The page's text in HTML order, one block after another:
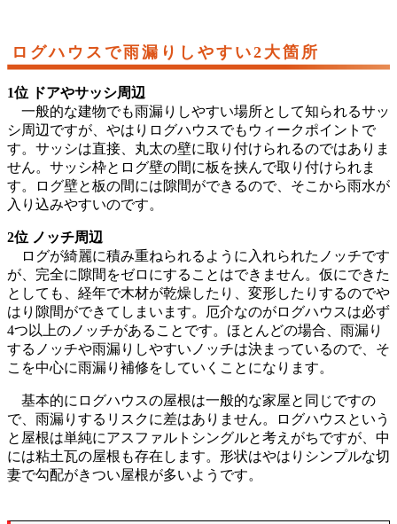
ログハウスで雨漏りしやすい2大箇所
1位 ドアやサッシ周辺
一般的な建物でも雨漏りしやすい場所として知られるサッ
シ周辺ですが、やはりログハウスでもウィークポイントで
す。サッシは直接、丸太の壁に取り付けられるのではありま
せん。サッシ枠とログ壁の間に板を挟んで取り付けられま
す。ログ壁と板の間には隙間ができるので、そこから雨水が
入り込みやすいのです。
2位 ノッチ周辺
ログが綺麗に積み重ねられるように入れられたノッチです
が、完全に隙間をゼロにすることはできません。仮にできた
としても、経年で木材が乾燥したり、変形したりするのでや
はり隙間ができてしまいます。厄介なのがログハウスは必ず
4つ以上のノッチがあることです。ほとんどの場合、雨漏り
するノッチや雨漏りしやすいノッチは決まっているので、そ
こを中心に雨漏り補修をしていくことになります。
基本的にログハウスの屋根は一般的な家屋と同じですの
で、雨漏りするリスクに差はありません。ログハウスという
と屋根は単純にアスファルトシングルと考えがちですが、中
には粘土瓦の屋根も存在します。形状はやはりシンプルな切
妻で勾配がきつい屋根が多いようです。